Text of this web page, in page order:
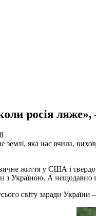
росія
яка нас вчила,
життя у США і
з Україною. А нещодавно
світу заради